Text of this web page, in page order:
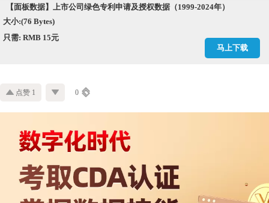
【面板数据】上市公司绿色专利申请及授权数据（1999-2024年）
大小:(76 Bytes)
只需: RMB 15元
马上下载
点赞 1 0